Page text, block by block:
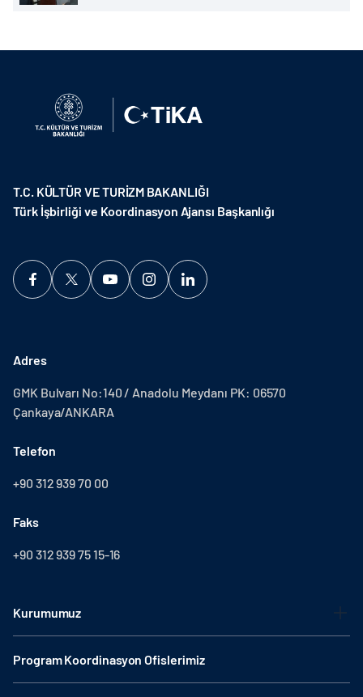
T.C. KÜLTÜR VE TURİZM BAKANLIĞI
Türk İşbirliği ve Koordinasyon Ajansı Başkanlığı
Adres
GMK Bulvarı No:140 / Anadolu Meydanı PK: 06570
Çankaya/ANKARA
Telefon
+90 312 939 70 00
Faks
+90 312 939 75 15-16
Kurumumuz
Program Koordinasyon Ofislerimiz